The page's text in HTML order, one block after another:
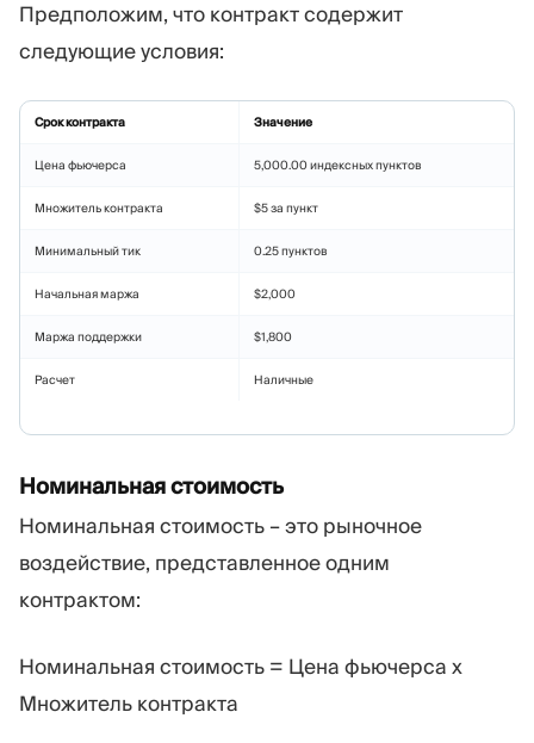
Предположим, что контракт содержит
следующие условия:
Срок контракта Значение
Цена фьючерса 5,000.00 индексных пунктов
Множитель контракта $5 за пункт
Минимальный тик 0.25 пунктов
Начальная маржа $2,000
Маржа поддержки $1,800
Расчет Наличные
Номинальная стоимость
Номинальная стоимость – это рыночное
воздействие, представленное одним
контрактом:
Номинальная стоимость = Цена фьючерса x
Множитель контракта